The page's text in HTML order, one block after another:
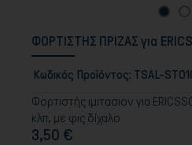
ΦΟΡΤΙΣΤΗΣ ΠΡΙΖΑΣ για
Κωδικός Προϊόντος: TSAL-
Φορτιστής ιμιτασιον για
κλπ, με φις δίχαλο
3,50 €